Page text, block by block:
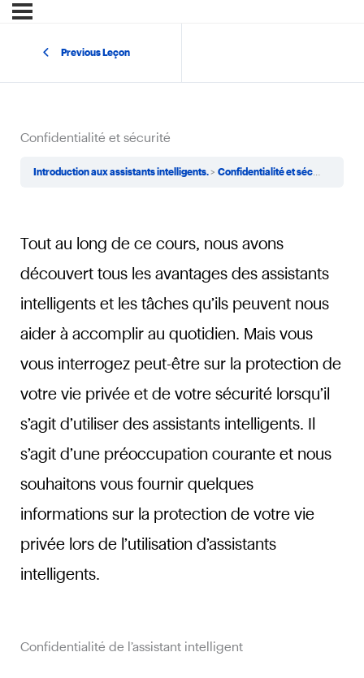
Previous Leçon
Confidentialité et sécurité
Introduction aux assistants intelligents. Confidentialité et sécurité
Tout au long de ce cours, nous avons
découvert tous les avantages des assistants
intelligents et les tâches qu’ils peuvent nous
aider à accomplir au quotidien. Mais vous
vous interrogez peut-être sur la protection de
votre vie privée et de votre sécurité lorsqu’il
s’agit d’utiliser des assistants intelligents. Il
s’agit d’une préoccupation courante et nous
souhaitons vous fournir quelques
informations sur la protection de votre vie
privée lors de l’utilisation d’assistants
intelligents.
Confidentialité de l’assistant intelligent